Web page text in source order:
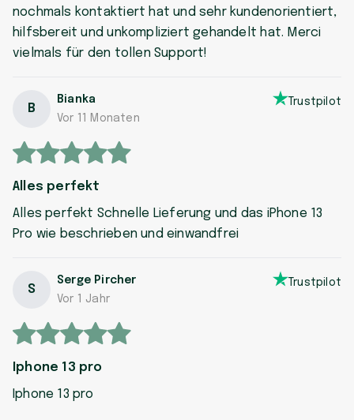
nochmals kontaktiert hat und sehr kundenorientiert,
hilfsbereit und unkompliziert gehandelt hat. Merci
vielmals für den tollen Support!
B
Bianka
Vor 11 Monaten
Trustpilot
Alles perfekt
Alles perfekt Schnelle Lieferung und das iPhone 13
Pro wie beschrieben und einwandfrei
S
Serge Pircher
Vor 1 Jahr
Trustpilot
Iphone 13 pro
Iphone 13 pro